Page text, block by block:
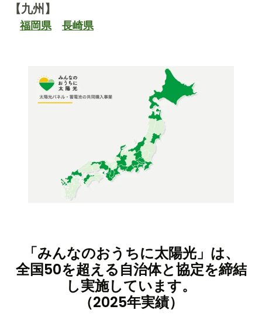
【九州】
福岡県 長崎県
「みんなのおうちに太陽光」は、
全国50を超える自治体と協定を締結
し実施しています。
（2025年実績）